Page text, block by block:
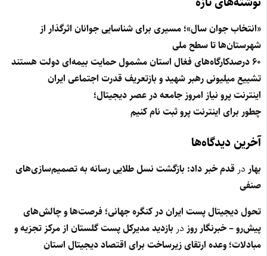
«انتخاب جوان سال»؛ مسیری برای شناسایی جوانان اثرگذار از
شهرستان‌ها تا سطح ملی
۶۰ درصدکارگاه‌های فغال استان مشمول حمایت بیمه‌ای دولت هستند
تشییع میلیونی رهبر شهید و بازتعریف قدرت اجتماعی ایران
اینترنت پرو نیاز امروز جامعه در عصر دیجیتال؛
چطور برای اینترنت پرو ثبت نام کنیم
آخرین دیدگاه‌ها
بهار در قدم خبر داد: بازگشت نسل طلایی رسانه به تصمیم‌سازی‌های
صنفی
تحول دیجیتال پست ایران در کنگره جهانی؛ فرصت‌ها و چالش‌های
پیش‌رو – خبرنگار روز در بازدید مدیرکل پست گلستان از مرکز تجزیه و
مبادلات؛ وعده ارتقای زیرساخت برای اقتصاد دیجیتال استان